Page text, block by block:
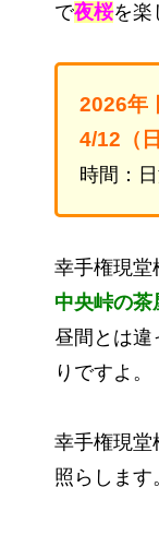
で夜桜を楽
2026年
4/12（日
時間：
幸手権現堂
中央峠の茶
昼間とは違
りですよ。
幸手権現堂
照らします